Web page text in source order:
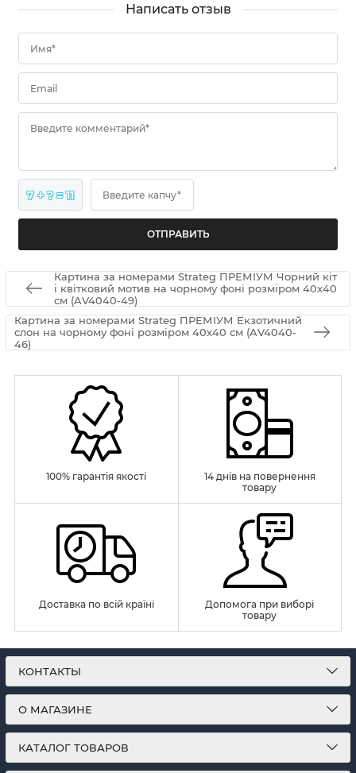
Написать отзыв
Имя*
Email
Введите комментарий*
7 + ? = 11 Введите капчу*
Картина за номерами Strateg ПРЕМІУМ Чорний кіт
і квітковий мотив на чорному фоні розміром 40х40
см (AV4040-49)
Картина за номерами Strateg ПРЕМІУМ Екзотичний
слон на чорному фоні розміром 40х40 см (AV4040-
46)
100% гарантія якості
14 днів на повернення
товару
Доставка по всій країні
Допомога при виборі
товару
КОНТАКТЫ
О МАГАЗИНЕ
КАТАЛОГ ТОВАРОВ